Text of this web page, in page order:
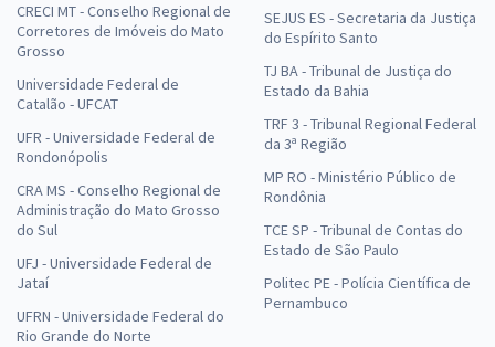
CRECI MT - Conselho Regional de
Corretores de Imóveis do Mato
Grosso
Universidade Federal de
Catalão - UFCAT
UFR - Universidade Federal de
Rondonópolis
CRA MS - Conselho Regional de
Administração do Mato Grosso
do Sul
UFJ - Universidade Federal de
Jataí
UFRN - Universidade Federal do
Rio Grande do Norte
SEJUS ES - Secretaria da Justiça
do Espírito Santo
TJ BA - Tribunal de Justiça do
Estado da Bahia
TRF 3 - Tribunal Regional Federal
da 3ª Região
MP RO - Ministério Público de
Rondônia
TCE SP - Tribunal de Contas do
Estado de São Paulo
Politec PE - Polícia Científica de
Pernambuco